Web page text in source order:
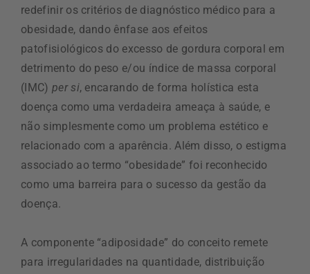
redefinir os critérios de diagnóstico médico para a
obesidade, dando ênfase aos efeitos
patofisiológicos do excesso de gordura corporal em
detrimento do peso e/ou índice de massa corporal
(IMC) per si, encarando de forma holística esta
doença como uma verdadeira ameaça à saúde, e
não simplesmente como um problema estético e
relacionado com a aparência. Além disso, o estigma
associado ao termo “obesidade” foi reconhecido
como uma barreira para o sucesso da gestão da
doença.
A componente “adiposidade” do conceito remete
para irregularidades na quantidade, distribuição